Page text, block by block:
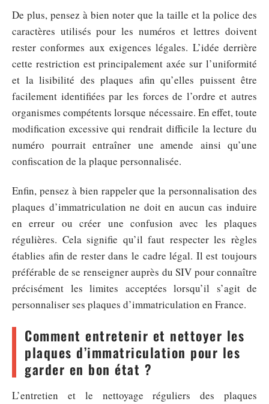
De plus, pensez à bien noter que la taille et la police des
caractères utilisés pour les numéros et lettres doivent
rester conformes aux exigences légales. L’idée derrière
cette restriction est principalement axée sur l’uniformité
et la lisibilité des plaques afin qu’elles puissent être
facilement identifiées par les forces de l’ordre et autres
organismes compétents lorsque nécessaire. En effet, toute
modification excessive qui rendrait difficile la lecture du
numéro pourrait entraîner une amende ainsi qu’une
confiscation de la plaque personnalisée.
Enfin, pensez à bien rappeler que la personnalisation des
plaques d’immatriculation ne doit en aucun cas induire
en erreur ou créer une confusion avec les plaques
régulières. Cela signifie qu’il faut respecter les règles
établies afin de rester dans le cadre légal. Il est toujours
préférable de se renseigner auprès du SIV pour connaître
précisément les limites acceptées lorsqu’il s’agit de
personnaliser ses plaques d’immatriculation en France.
Comment entretenir et nettoyer les
plaques d’immatriculation pour les
garder en bon état ?
L’entretien et le nettoyage réguliers des plaques